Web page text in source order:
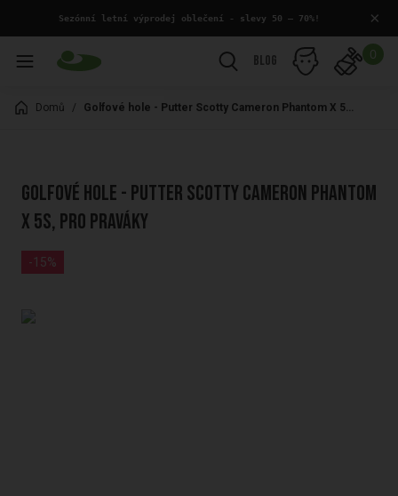
Sezónní letní výprodej oblečení - slevy 50 – 70%! ×
Blog 0
Domů /
Golfové hole - Putter Scotty Cameron Phantom
X 5S, pro praváky
-15%